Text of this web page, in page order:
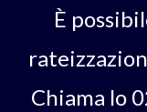
È
Chiama lo